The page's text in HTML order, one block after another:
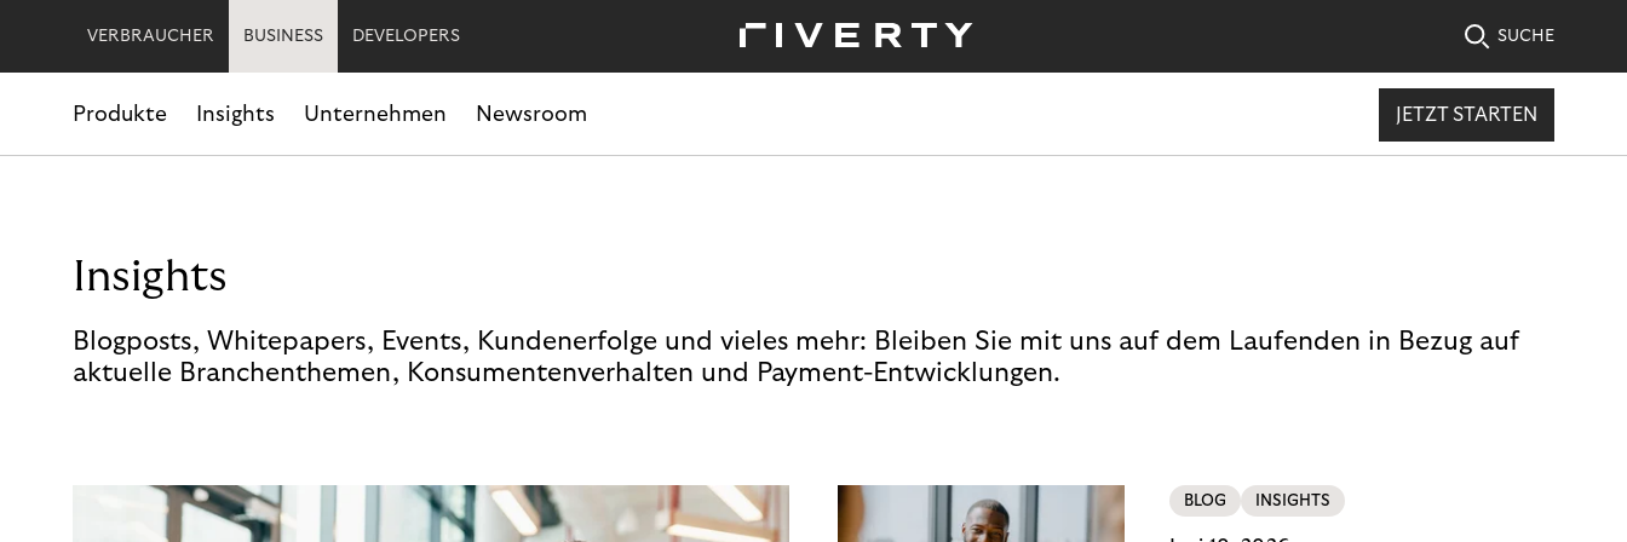
VERBRAUCHER BUSINESS DEVELOPERS SUCHE
Produkte Insights Unternehmen Newsroom JETZT STARTEN
Insights
Blogposts, Whitepapers, Events, Kundenerfolge und vieles mehr: Bleiben Sie mit uns auf dem Laufenden in Bezug auf
aktuelle Branchenthemen, Konsumentenverhalten und Payment-Entwicklungen.
BLOG INSIGHTS